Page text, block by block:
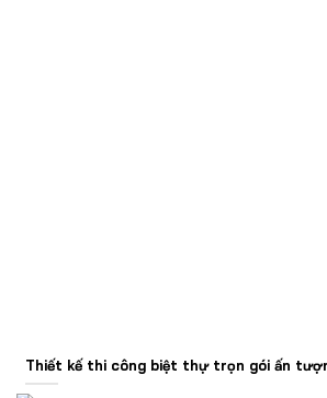
Thiết kế thi công biệt thự trọn gói ấn